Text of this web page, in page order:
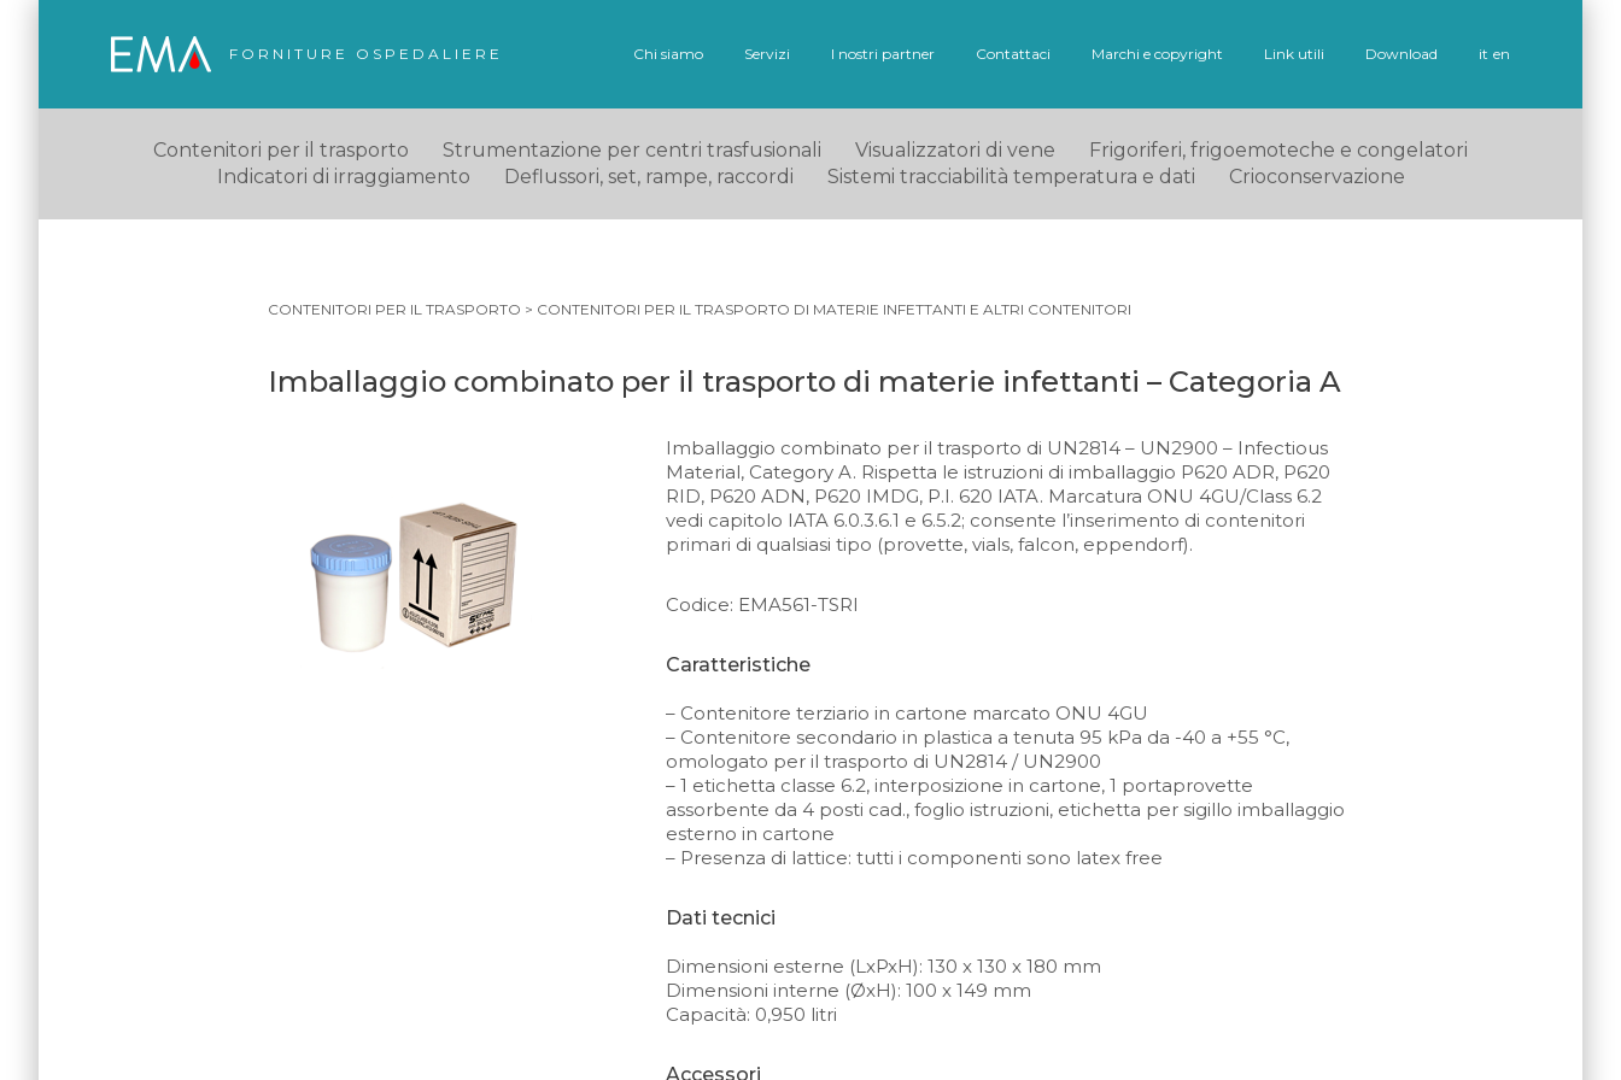
FORNITURE OSPEDALIERE Chi siamo Servizi I nostri partner Contattaci Marchi e copyright Link utili Download it en
Contenitori per il trasporto Strumentazione per centri trasfusionali Visualizzatori di vene
Frigoriferi, frigoemoteche e congelatori
Indicatori di irraggiamento
Deflussori, set, rampe, raccordi Sistemi tracciabilità temperatura e dati Crioconservazione
CONTENITORI PER IL TRASPORTO > CONTENITORI PER IL TRASPORTO DI MATERIE INFETTANTI E ALTRI CONTENITORI
Imballaggio combinato per il trasporto di materie infettanti – Categoria A
Imballaggio combinato per il trasporto di UN2814 – UN2900 – Infectious
Material, Category A. Rispetta le istruzioni di imballaggio P620 ADR, P620
RID, P620 ADN, P620 IMDG, P.I. 620 IATA. Marcatura ONU 4GU/Class 6.2
vedi capitolo IATA 6.0.3.6.1 e 6.5.2; consente l’inserimento di contenitori
primari di qualsiasi tipo (provette, vials, falcon, eppendorf).
Codice: EMA561-TSRI
Caratteristiche
– Contenitore terziario in cartone marcato ONU 4GU
– Contenitore secondario in plastica a tenuta 95 kPa da -40 a +55 °C,
omologato per il trasporto di UN2814 / UN2900
– 1 etichetta classe 6.2, interposizione in cartone, 1 portaprovette
assorbente da 4 posti cad., foglio istruzioni, etichetta per sigillo imballaggio
esterno in cartone
– Presenza di lattice: tutti i componenti sono latex free
Dati tecnici
Dimensioni esterne (LxPxH): 130 x 130 x 180 mm
Dimensioni interne (ØxH): 100 x 149 mm
Capacità: 0,950 litri
Accessori